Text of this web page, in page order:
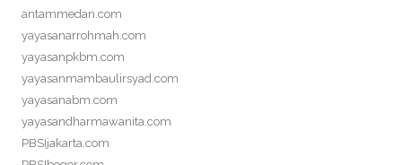
antammedan.com
yayasanarrohmah.com
yayasanpkbm.com
yayasanmambaulirsyad.com
yayasanabm.com
yayasandharmawanita.com
PBSIjakarta.com